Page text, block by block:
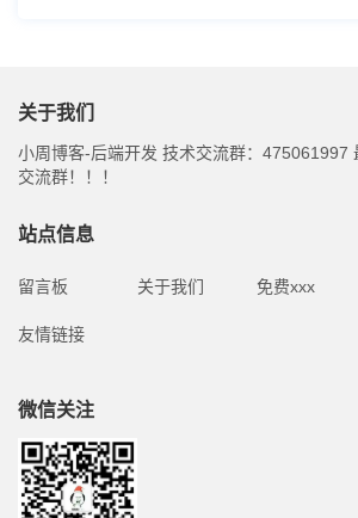
关于我们
小周博客-后端开发 技术交流群：475061997
交流群！！！
站点信息
留言板 关于我们 免费xxx
友情链接
微信关注